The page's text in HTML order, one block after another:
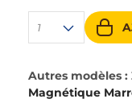
1
Autres modèles :
Magnétique